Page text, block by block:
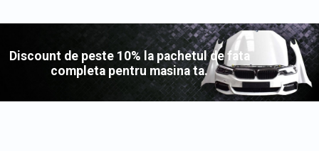
Discount de peste 10% la pachetul de fata
completa pentru masina ta.